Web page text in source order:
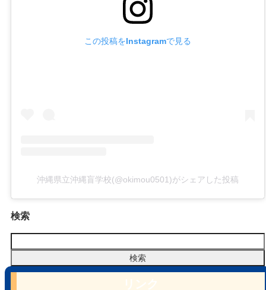
この投稿をInstagramで見る
沖縄県立沖縄盲学校(@okimou0501)がシェアした投稿
検索